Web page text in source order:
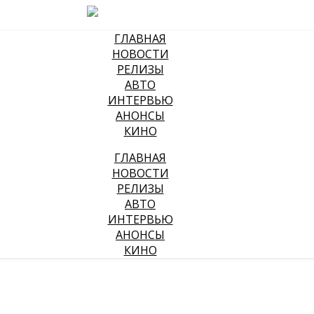
ГЛАВНАЯ
НОВОСТИ
РЕЛИЗЫ
АВТО
ИНТЕРВЬЮ
АНОНСЫ
КИНО
ГЛАВНАЯ
НОВОСТИ
РЕЛИЗЫ
АВТО
ИНТЕРВЬЮ
АНОНСЫ
КИНО